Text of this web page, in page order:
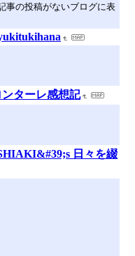
事の投稿がないブログに表
ンターレ感想記
日々を綴